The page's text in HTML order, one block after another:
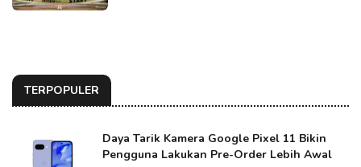
TERPOPULER
Daya Tarik Kamera Google Pixel 11 Bikin
Pengguna Lakukan Pre-Order Lebih Awal